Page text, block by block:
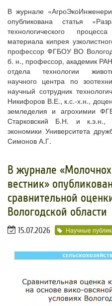
В журнале
опубликована статья
технологического
материала кипрея
профессор ФГБОУ ВО
б. н., профессор, академик
отдела технологии
научного центра по
научный сотрудник
Никифоров В.Е., к.с.-х.н.,
земледелия и агрохимии
Старковский Б.Н. и к.э.н.,
экономики Университета
Симонов А.Г.
В журнале
вестник»
сравнительной
Вологодской области
15.07.2026 Научные